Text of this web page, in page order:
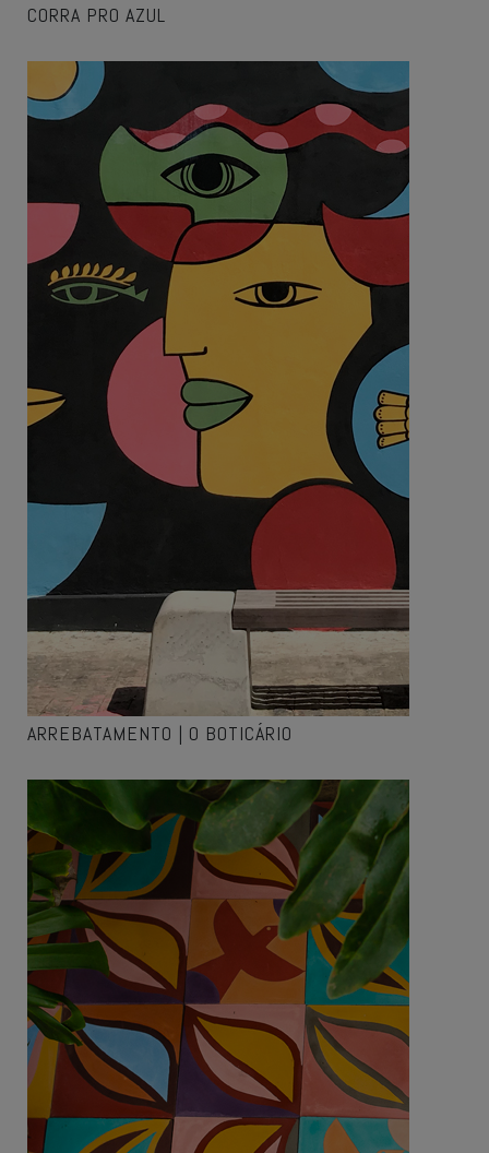
CORRA PRO AZUL
ARREBATAMENTO | O BOTICÁRIO